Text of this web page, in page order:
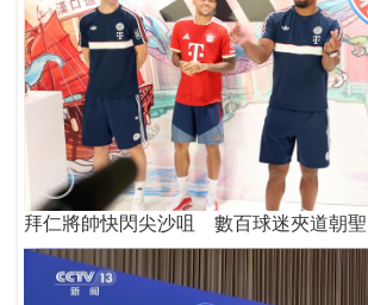
拜仁將帥快閃尖沙咀 數百球迷夾道朝聖